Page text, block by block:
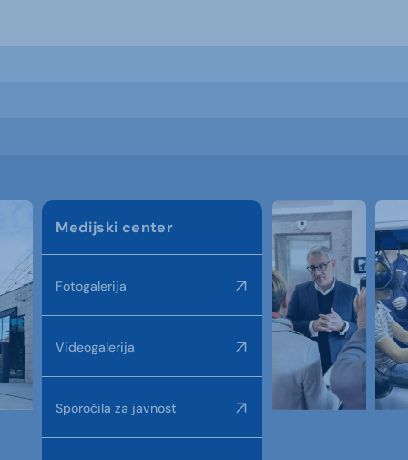
Medijski center
Fotogalerija
Videogalerija
Sporočila za javnost